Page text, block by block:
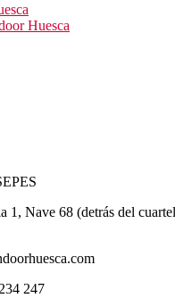
Huesca
1, Nave 68 (detrás del
247